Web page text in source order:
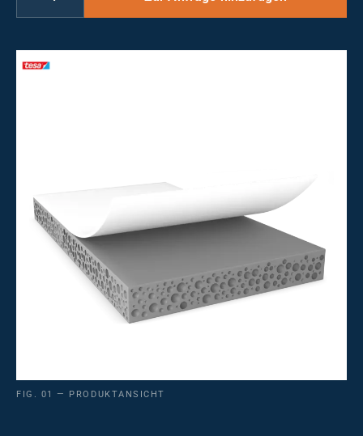
FIG. 01 — PRODUKTANSICHT